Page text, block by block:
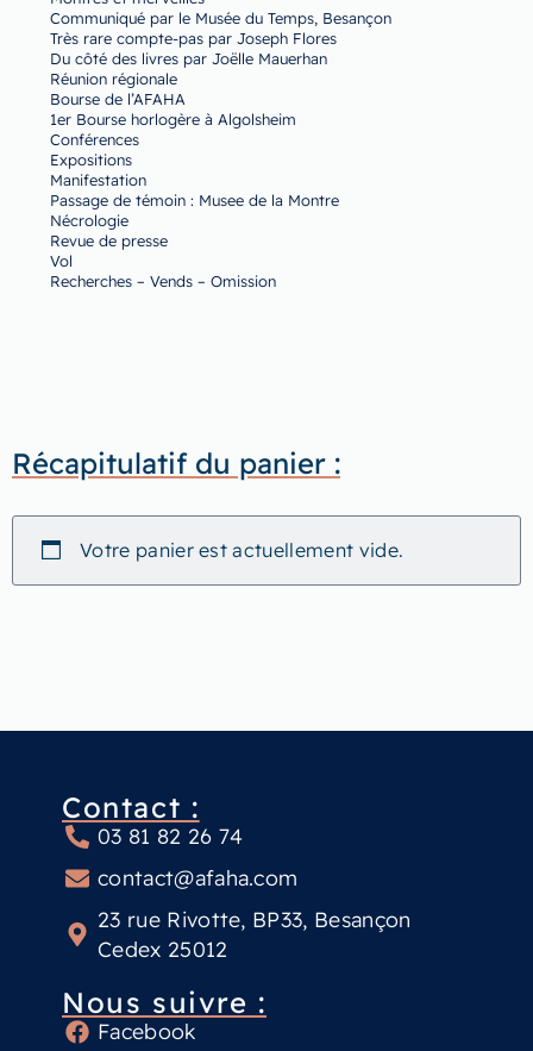
Communiqué par le Musée du Temps, Besançon
Très rare compte-pas par Joseph Flores
Du côté des livres par Joëlle Mauerhan
Réunion régionale
Bourse de l’AFAHA
1er Bourse horlogère à Algolsheim
Conférences
Expositions
Manifestation
Passage de témoin : Musee de la Montre
Nécrologie
Revue de presse
Vol
Recherches – Vends – Omission
Récapitulatif du panier :
Votre panier est actuellement vide.
Contact :
03 81 82 26 74
contact@afaha.com
23 rue Rivotte, BP33, Besançon
Cedex 25012
Nous suivre :
Facebook